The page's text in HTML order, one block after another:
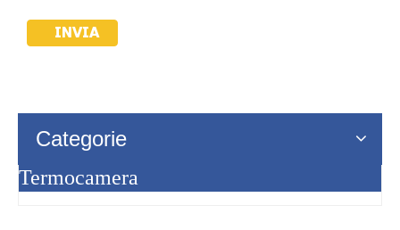
INVIA
Categorie
Termocamera